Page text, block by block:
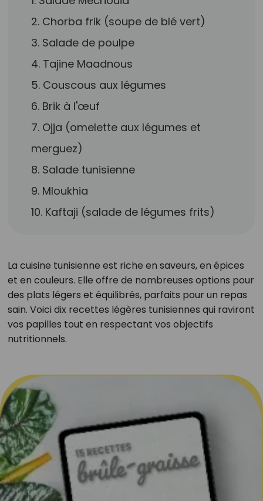
2. Chorba frik (soupe de blé vert)
3. Salade de poulpe
4. Tajine Maadnous
5. Couscous aux légumes
6. Brik à l'œuf
7. Ojja (omelette aux légumes et
merguez)
8. Salade tunisienne
9. Mloukhia
10. Kaftaji (salade de légumes frits)
La cuisine tunisienne est riche en saveurs, en épices
et en couleurs. Elle offre de nombreuses options pour
des plats légers et équilibrés, parfaits pour un repas
sain. Voici dix recettes légères tunisiennes qui raviront
vos papilles tout en respectant vos objectifs
nutritionnels.